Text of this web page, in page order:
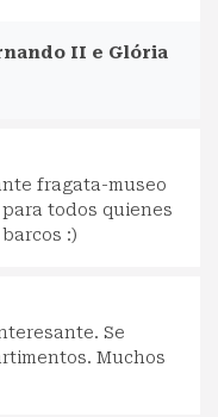
II e Glória
fragata-museo
todos quienes
:)
Se
Muchos